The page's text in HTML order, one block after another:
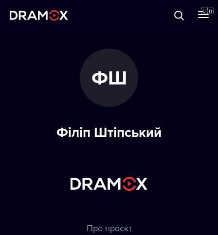
🇺🇦
Зареєструватися
ФШ
Філіп Штіпський
Про проєкт